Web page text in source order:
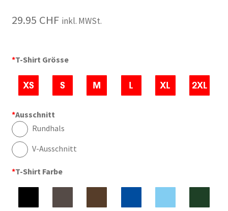
29.95 CHF inkl. MWSt.
*T-Shirt Grösse
*Ausschnitt
Rundhals
V-Ausschnitt
*T-Shirt Farbe